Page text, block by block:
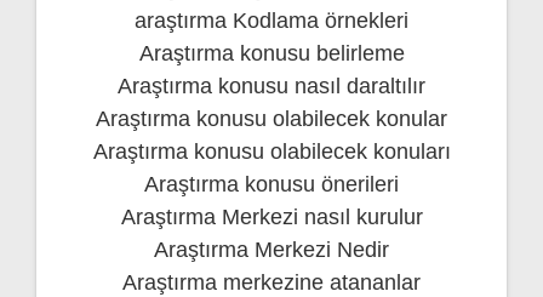
araştırma Kodlama örnekleri
Araştırma konusu belirleme
Araştırma konusu nasıl daraltılır
Araştırma konusu olabilecek konular
Araştırma konusu olabilecek konuları
Araştırma konusu önerileri
Araştırma Merkezi nasıl kurulur
Araştırma Merkezi Nedir
Araştırma merkezine atananlar